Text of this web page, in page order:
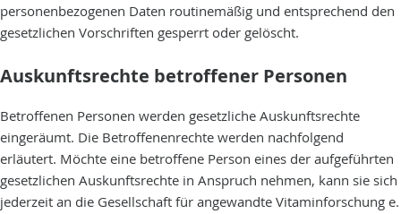
personenbezogenen Daten routinemäßig und entsprechend den
gesetzlichen Vorschriften gesperrt oder gelöscht.
Auskunftsrechte betroffener Personen
Betroffenen Personen werden gesetzliche Auskunftsrechte
eingeräumt. Die Betroffenenrechte werden nachfolgend
erläutert. Möchte eine betroffene Person eines der aufgeführten
gesetzlichen Auskunftsrechte in Anspruch nehmen, kann sie sich
jederzeit an die Gesellschaft für angewandte Vitaminforschung e.